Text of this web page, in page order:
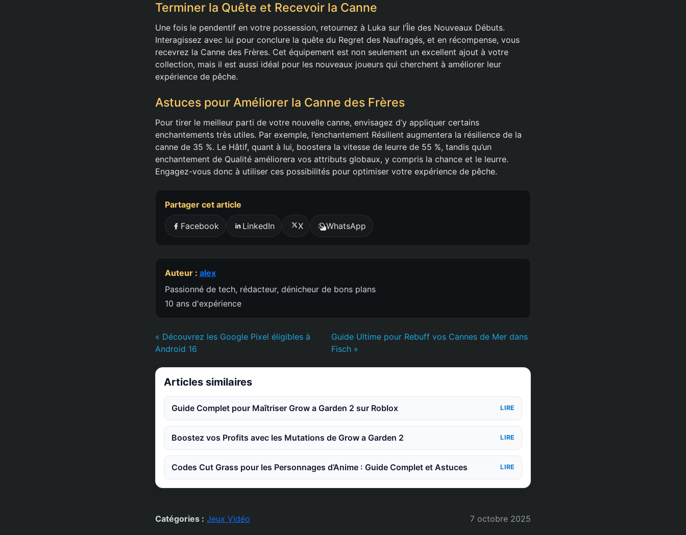
Terminer la Quête et Recevoir la Canne
Une fois le pendentif en votre possession, retournez à Luka sur l’Île des Nouveaux Débuts.
Interagissez avec lui pour conclure la quête du Regret des Naufragés, et en récompense, vous
recevrez la Canne des Frères. Cet équipement est non seulement un excellent ajout à votre
collection, mais il est aussi idéal pour les nouveaux joueurs qui cherchent à améliorer leur
expérience de pêche.
Astuces pour Améliorer la Canne des Frères
Pour tirer le meilleur parti de votre nouvelle canne, envisagez d’y appliquer certains
enchantements très utiles. Par exemple, l’enchantement Résilient augmentera la résilience de la
canne de 35 %. Le Hâtif, quant à lui, boostera la vitesse de leurre de 55 %, tandis qu’un
enchantement de Qualité améliorera vos attributs globaux, y compris la chance et le leurre.
Engagez-vous donc à utiliser ces possibilités pour optimiser votre expérience de pêche.
Partager cet article
Facebook LinkedIn X WhatsApp
Auteur : alex
Passionné de tech, rédacteur, dénicheur de bons plans
10 ans d'expérience
« Découvrez les Google Pixel éligibles à
Android 16
Guide Ultime pour Rebuff vos Cannes de Mer dans
Fisch »
Articles similaires
Guide Complet pour Maîtriser Grow a Garden 2 sur Roblox LIRE
Boostez vos Profits avec les Mutations de Grow a Garden 2 LIRE
Codes Cut Grass pour les Personnages d’Anime : Guide Complet et Astuces LIRE
Catégories : Jeux Vidéo 7 octobre 2025